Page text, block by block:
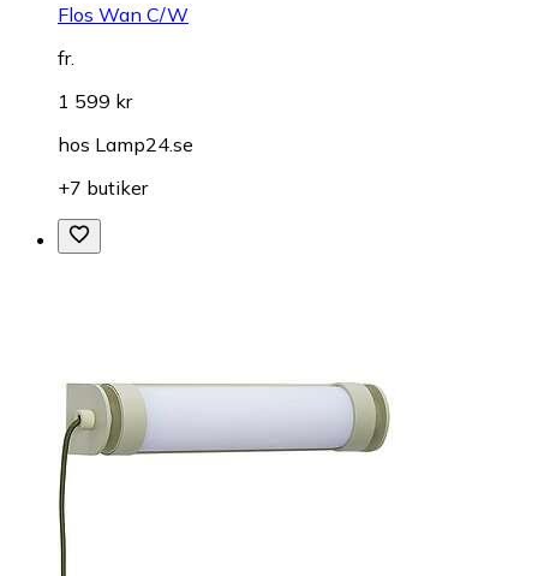
Flos Wan C/W
fr.
1 599 kr
hos Lamp24.se
+7 butiker